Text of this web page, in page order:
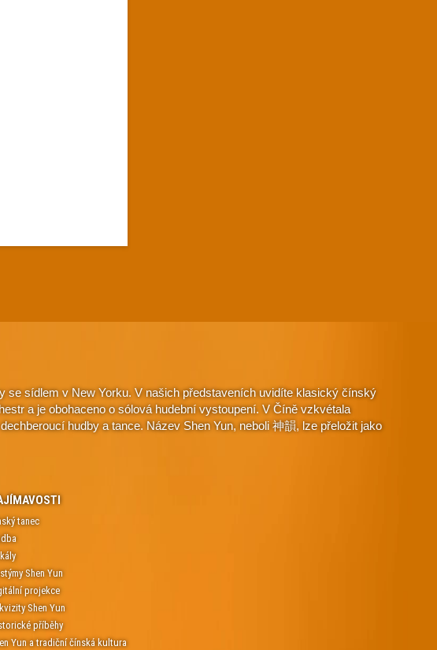
se sídlem v New Yorku. V našich představeních uvidíte klasický čínský
a je obohaceno o sólová hudební vystoupení. V Číně vzkvétala
hudby a tance. Název Shen Yun, neboli 神韻, lze přeložit jako
tanec
Shen Yun
projekce
Shen Yun
příběhy
Yun a tradiční čínská kultura